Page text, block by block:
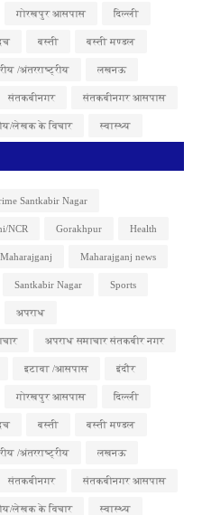
गोरखपुर आसपास दिल्ली
बस्ती बस्ती मण्डल
/अंतरराष्ट्रीय लखनऊ
संतकबीनगर संतकबीनगर आसपास
लेखक के विचार स्वास्थ्य
Santkabir Nagar
NCR Gorakhpur Health
Maharajganj Maharajganj news
Santkabir Nagar Sports
अपराध
अपराध समाचार संतकबीर नगर
इटावा /आसपास इंदौर
गोरखपुर आसपास दिल्ली
बस्ती बस्ती मण्डल
/अंतरराष्ट्रीय लखनऊ
संतकबीनगर संतकबीनगर आसपास
लेखक के विचार स्वास्थ्य